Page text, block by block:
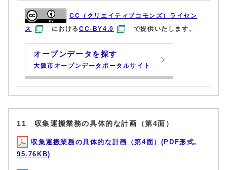
CC（クリエイティブコモンズ）ライセン
ス
におけるCC-BY4.0 で提供いたします。
オープンデータを探す
大阪市オープンデータポータルサイト
11 収集運搬業務の具体的な計画（第4面）
収集運搬業務の具体的な計画（第4面）(PDF形式,
95.76KB)